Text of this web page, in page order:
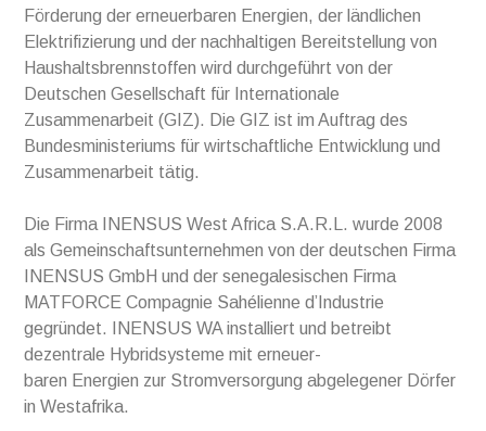
Förderung der erneuerbaren Energien, der ländlichen
Elektrifizierung und der nachhaltigen Bereitstellung von
Haushaltsbrennstoffen wird durchgeführt von der
Deutschen Gesellschaft für Internationale
Zusammenarbeit (GIZ). Die GIZ ist im Auftrag des
Bundesministeriums für wirtschaftliche Entwicklung und
Zusammenarbeit tätig.
Die Firma INENSUS West Africa S.A.R.L. wurde 2008
als Gemeinschaftsunternehmen von der deutschen Firma
INENSUS GmbH und der senegalesischen Firma
MATFORCE Compagnie Sahélienne d’Industrie
gegründet. INENSUS WA installiert und betreibt
dezentrale Hybridsysteme mit erneuer-
baren Energien zur Stromversorgung abgelegener Dörfer
in Westafrika.